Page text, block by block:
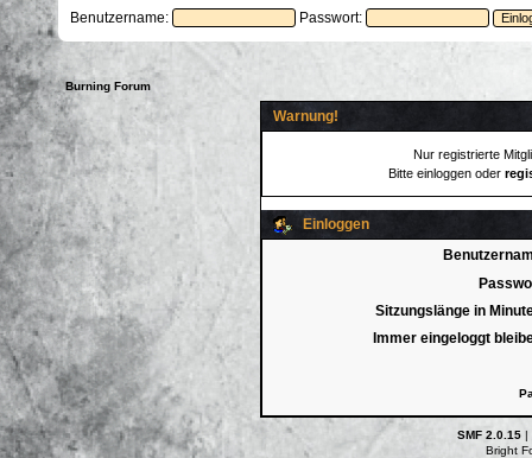
Benutzername:
Passwort:
Burning Forum
Warnung!
Nur registrierte
Bitte einloggen oder
Einloggen
Sitzungslänge in
Immer eingeloggt
SMF 2.0.15 |
Bright